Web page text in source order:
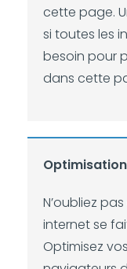
cette page.
si toutes les
besoin pour
dans cette
N’oubliez
internet se
Optimisez